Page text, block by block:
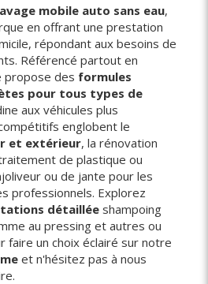
mobile auto sans eau,
en offrant une prestation
répondant aux besoins de
Référencé partout en
propose des formules
pour tous types de
aux véhicules plus
englobent le
et extérieur, la rénovation
de plastique ou
ou de jante pour les
professionnels. Explorez
détailléeshampoing
au pressing et autres ou
faire un choix éclairé sur notre
et n'hésitez pas à nous